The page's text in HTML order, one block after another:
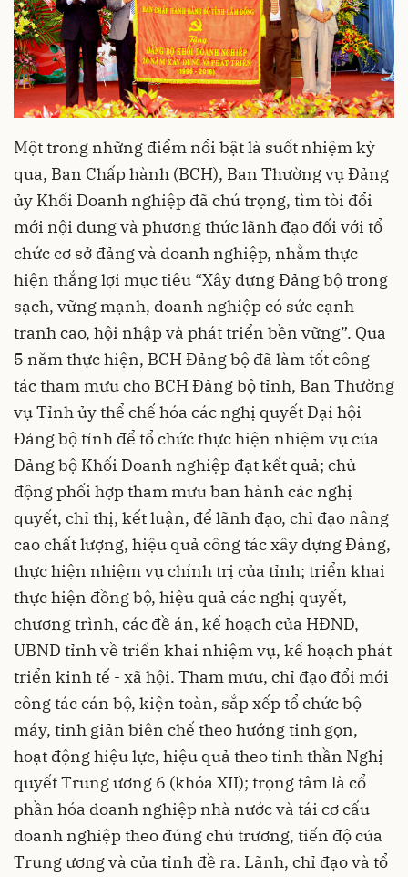
Một trong những điểm nổi bật là suốt nhiệm kỳ
qua, Ban Chấp hành (BCH), Ban Thường vụ Đảng
ủy Khối Doanh nghiệp đã chú trọng, tìm tòi đổi
mới nội dung và phương thức lãnh đạo đối với tổ
chức cơ sở đảng và doanh nghiệp, nhằm thực
hiện thắng lợi mục tiêu “Xây dựng Đảng bộ trong
sạch, vững mạnh, doanh nghiệp có sức cạnh
tranh cao, hội nhập và phát triển bền vững”. Qua
5 năm thực hiện, BCH Đảng bộ đã làm tốt công
tác tham mưu cho BCH Đảng bộ tỉnh, Ban Thường
vụ Tỉnh ủy thể chế hóa các nghị quyết Đại hội
Đảng bộ tỉnh để tổ chức thực hiện nhiệm vụ của
Đảng bộ Khối Doanh nghiệp đạt kết quả; chủ
động phối hợp tham mưu ban hành các nghị
quyết, chỉ thị, kết luận, để lãnh đạo, chỉ đạo nâng
cao chất lượng, hiệu quả công tác xây dựng Đảng,
thực hiện nhiệm vụ chính trị của tỉnh; triển khai
thực hiện đồng bộ, hiệu quả các nghị quyết,
chương trình, các đề án, kế hoạch của HĐND,
UBND tỉnh về triển khai nhiệm vụ, kế hoạch phát
triển kinh tế - xã hội. Tham mưu, chỉ đạo đổi mới
công tác cán bộ, kiện toàn, sắp xếp tổ chức bộ
máy, tinh giản biên chế theo hướng tinh gọn,
hoạt động hiệu lực, hiệu quả theo tinh thần Nghị
quyết Trung ương 6 (khóa XII); trọng tâm là cổ
phần hóa doanh nghiệp nhà nước và tái cơ cấu
doanh nghiệp theo đúng chủ trương, tiến độ của
Trung ương và của tỉnh đề ra. Lãnh, chỉ đạo và tổ